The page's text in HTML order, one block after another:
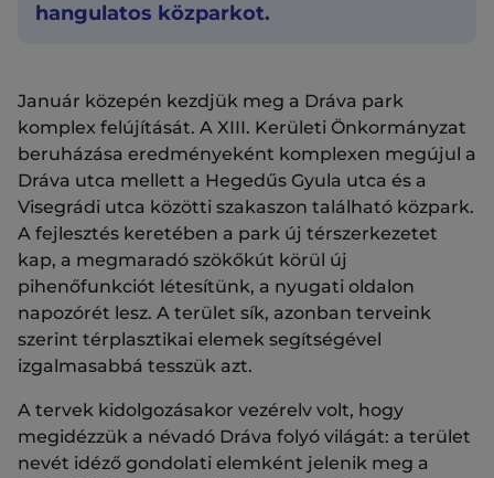
hangulatos közparkot.
Január közepén kezdjük meg a Dráva park
komplex felújítását. A XIII. Kerületi Önkormányzat
beruházása eredményeként komplexen megújul a
Dráva utca mellett a Hegedűs Gyula utca és a
Visegrádi utca közötti szakaszon található közpark.
A fejlesztés keretében a park új térszerkezetet
kap, a megmaradó szökőkút körül új
pihenőfunkciót létesítünk, a nyugati oldalon
napozórét lesz. A terület sík, azonban terveink
szerint térplasztikai elemek segítségével
izgalmasabbá tesszük azt.
A tervek kidolgozásakor vezérelv volt, hogy
megidézzük a névadó Dráva folyó világát: a terület
nevét idéző gondolati elemként jelenik meg a